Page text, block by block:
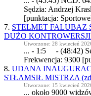
Sędzia: Andrzej
[punktacja:
7. STELMET FALUBAZ
DUŻO
Utworzone: 28 kwiecień
... - 1:5 - (48:42)
Frekwencja: 9300
8. UDANA
STŁAMSIŁ MISTRZA
Utworzone: 15 kwiecień
... około 9000